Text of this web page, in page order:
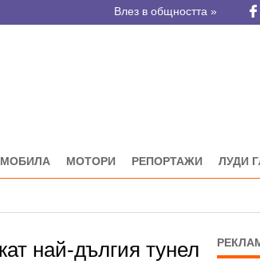
Влез в общността »
МОТОРИ РЕПОРТАЖИ ЛУДИ
най-дългия тунел